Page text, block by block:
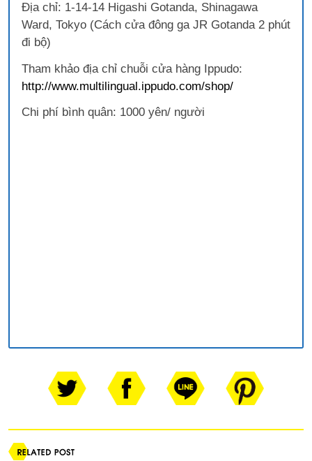
Địa chỉ: 1-14-14 Higashi Gotanda, Shinagawa
Ward, Tokyo (Cách cửa đông ga JR Gotanda 2 phút
đi bộ)
Tham khảo địa chỉ chuỗi cửa hàng Ippudo:
http://www.multilingual.ippudo.com/shop/
Chi phí bình quân: 1000 yên/ người